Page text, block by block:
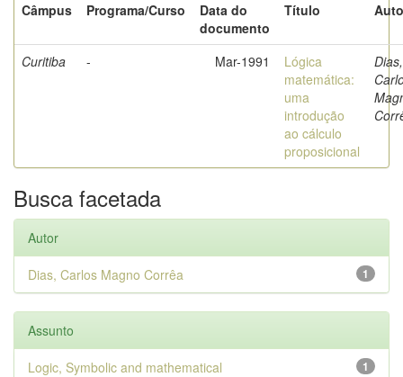
Câmpus
Programa/Curso
Data do
documento
Título
Curitiba - Mar-1991
Lógica
matemática:
uma
introdução
ao cálculo
proposicional
Dias,
Busca facetada
Autor
1
Dias, Carlos Magno Corrêa
Assunto
1
Logic, Symbolic and mathematical